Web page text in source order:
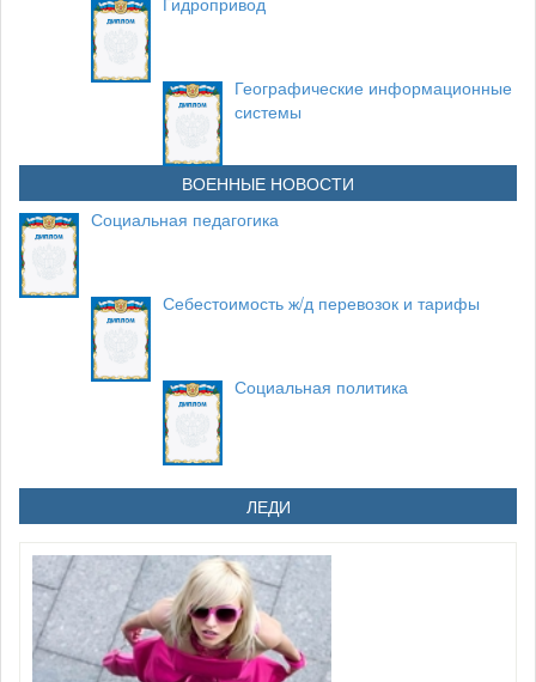
Географические информационные
системы
ВОЕННЫЕ НОВОСТИ
Социальная педагогика
Себестоимость ж/д перевозок и тарифы
Социальная политика
ЛЕДИ